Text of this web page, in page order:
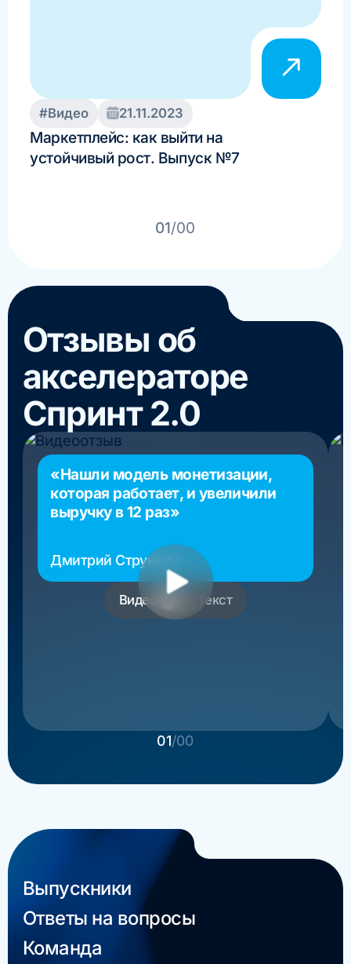
#Видео 21.11.2023
Маркетплейс: как выйти на
устойчивый рост. Выпуск №7
01/00
Отзывы об
акселераторе
Спринт 2.0
«Нашли модель монетизации,
которая работает, и увеличили
выручку в 12 раз»
Дмитрий Стрункин
основатель РосМигрант
Видео Текст
01/00
Выпускники
Ответы на вопросы
Команда